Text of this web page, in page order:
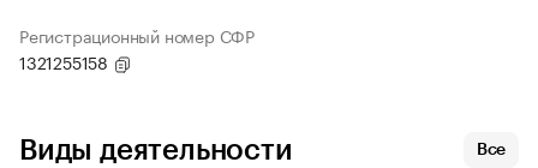
Регистрационный номер СФР
1321255158
Виды деятельности Все